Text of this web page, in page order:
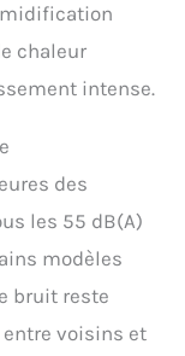
chaleur
intense.
des
les 55 dB(A)
modèles
bruit reste
voisins et